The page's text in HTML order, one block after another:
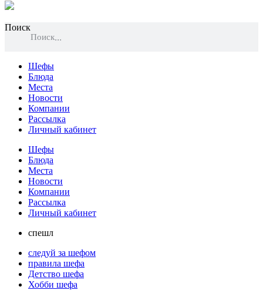
Поиск
Поиск
Шефы
Блюда
Места
Новости
Компании
Рассылка
Личный кабинет
Шефы
Блюда
Места
Новости
Компании
Рассылка
Личный кабинет
спешл
следуй за шефом
правила шефа
Детство шефа
Хобби шефа